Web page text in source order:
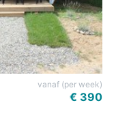
vanaf (per week)
€ 390